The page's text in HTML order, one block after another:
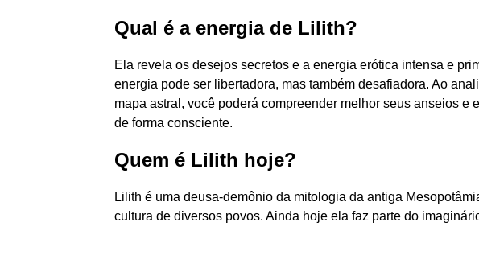
Qual é a energia de Lilith?
Ela revela os desejos secretos e a energia erótica intensa e
energia pode ser libertadora, mas também desafiadora. Ao
mapa astral, você poderá compreender melhor seus anseios e
de forma consciente.
Quem é Lilith hoje?
Lilith é uma deusa-demônio da mitologia da antiga
cultura de diversos povos. Ainda hoje ela faz parte do